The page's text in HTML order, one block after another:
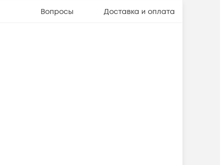
Вопросы Доставка и оплата